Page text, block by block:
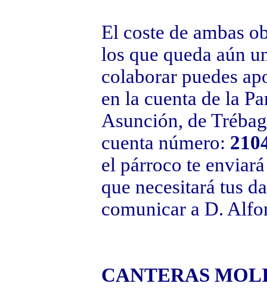
El coste de ambas
los que queda aún
colaborar puedes
en la cuenta de la
Asunción, de
cuenta número:
el párroco te
que necesitará tus
comunicar a D.
CANTERAS